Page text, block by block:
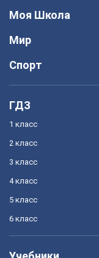
Моя Школа
Мир
Спорт
ГДЗ
1 класс
2 класс
3 класс
4 класс
5 класс
6 класс